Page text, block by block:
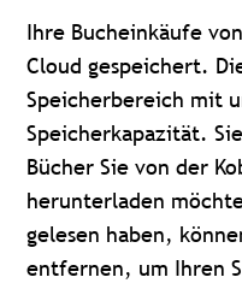
Ihre Bucheinkäufe
Cloud gespeichert.
Speicherbereich mit
Speicherkapazität.
Bücher Sie von der
herunterladen
gelesen haben,
entfernen, um Ihren